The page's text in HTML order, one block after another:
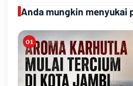
Anda mungkin menyukai